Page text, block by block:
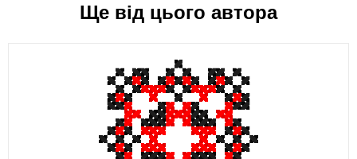
Ще від цього автора